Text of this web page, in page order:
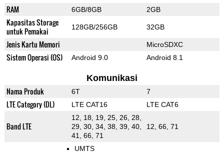
RAM 6GB/8GB 2GB
Kapasitas Storage
untuk Pemakai
128GB/256GB 32GB
Jenis Kartu Memori MicroSDXC
Sistem Operasi (OS) Android 9.0 Android 8.1
Komunikasi
Nama Produk 6T 7
LTE Category (DL) LTE CAT16 LTE CAT6
Band LTE
12, 18, 19, 25, 26, 28,
29, 30, 34, 38, 39, 40,
41, 66, 71
12, 66, 71
UMTS